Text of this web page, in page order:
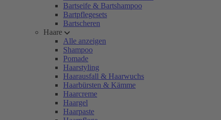
Bartseife & Bartshampoo
Bartpflegesets
Bartscheren
Haare
Alle anzeigen
Shampoo
Pomade
Haarstyling
Haarausfall & Haarwuchs
Haarbürsten & Kämme
Haarcreme
Haargel
Haarpaste